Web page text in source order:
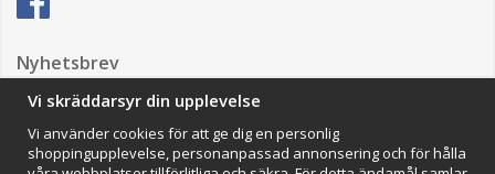
Nyhetsbrev
Vi skräddarsyr din upplevelse
Vi använder cookies för att ge dig en personlig
shoppingupplevelse, personanpassad annonsering och för hålla